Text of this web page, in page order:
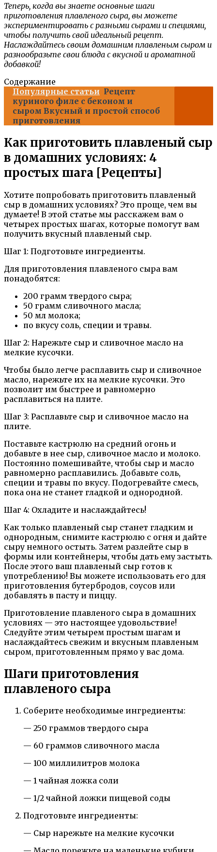
Теперь, когда вы знаете основные шаги
приготовления плавленого сыра, вы можете
экспериментировать с разными сырами и специями,
чтобы получить свой идеальный рецепт.
Наслаждайтесь своим домашним плавленым сыром и
разнообразьте свои блюда с вкусной и ароматной
добавкой!
Содержание
Популярные статьи Рецепт
куриного филе с беконом и
сыром Вкусный и простой способ
приготовления
Как приготовить плавленый сыр
в домашних условиях: 4
простых шага [Рецепты]
Хотите попробовать приготовить плавленый
сыр в домашних условиях? Это проще, чем вы
думаете! В этой статье мы расскажем вам о
четырех простых шагах, которые помогут вам
получить вкусный плавленый сыр.
Шаг 1: Подготовьте ингредиенты.
Для приготовления плавленого сыра вам
понадобятся:
200 грамм твердого сыра;
50 грамм сливочного масла;
50 мл молока;
по вкусу соль, специи и травы.
Шаг 2: Нарежьте сыр и сливочное масло на
мелкие кусочки.
Чтобы было легче расплавить сыр и сливочное
масло, нарежьте их на мелкие кусочки. Это
позволит им быстрее и равномерно
расплавиться на плите.
Шаг 3: Расплавьте сыр и сливочное масло на
плите.
Поставьте кастрюлю на средний огонь и
добавьте в нее сыр, сливочное масло и молоко.
Постоянно помешивайте, чтобы сыр и масло
равномерно расплавились. Добавьте соль,
специи и травы по вкусу. Подогревайте смесь,
пока она не станет гладкой и однородной.
Шаг 4: Охладите и наслаждайтесь!
Как только плавленый сыр станет гладким и
однородным, снимите кастрюлю с огня и дайте
сыру немного остыть. Затем разлейте сыр в
формы или контейнеры, чтобы дать ему застыть.
После этого ваш плавленый сыр готов к
употреблению! Вы можете использовать его для
приготовления бутербродов, соусов или
добавлять в пасту и пиццу.
Приготовление плавленого сыра в домашних
условиях — это настоящее удовольствие!
Следуйте этим четырем простым шагам и
наслаждайтесь свежим и вкусным плавленым
сыром, приготовленным прямо у вас дома.
Шаги приготовления
плавленого сыра
Соберите необходимые ингредиенты:
— 250 граммов твердого сыра
— 60 граммов сливочного масла
— 100 миллилитров молока
— 1 чайная ложка соли
— 1/2 чайной ложки пищевой соды
Подготовьте ингредиенты:
— Сыр нарежьте на мелкие кусочки